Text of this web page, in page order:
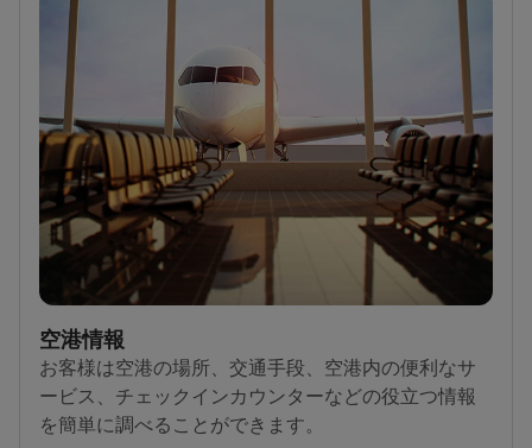
空港情報
お客様は空港の場所、交通手段、空港内の便利なサ
ービス、チェックインカウンターなどの役立つ情報
を簡単に調べることができます。